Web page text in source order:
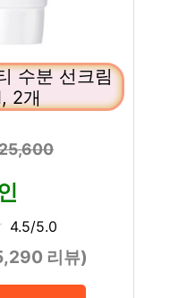
수분 선크림
2개
4.5/5.0
리뷰)